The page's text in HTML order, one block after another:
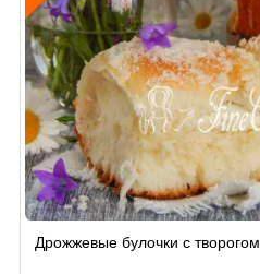
поДрожжевые булочки с творогом